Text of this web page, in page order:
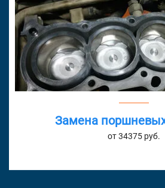
Замена
от 34375 руб.